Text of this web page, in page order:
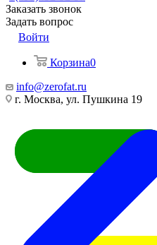
Заказать звонок
Задать вопрос
Войти
Корзина0
info@zerofat.ru
г. Москва, ул. Пушкина 19